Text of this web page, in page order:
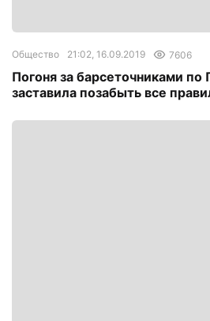
Общество 21:02, 16.09.2019 7606
Погоня за барсеточниками по
заставила позабыть все